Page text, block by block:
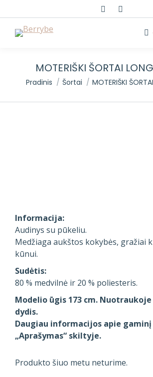
Search:
MOTERIŠKI ŠORTAI
You are here:
Pradinis Šortai MOTERIŠKI
Informacija:
Audinys su pūkeliu.
Medžiaga aukštos kokybės, gražiai
kūnui.
Sudėtis:
80 % medvilnė ir 20 % poliesteris.
Modelio ūgis 173 cm. Nuotraukoje
dydis.
Daugiau informacijos apie
„Aprašymas“ skiltyje.
Produkto šiuo metu neturime.